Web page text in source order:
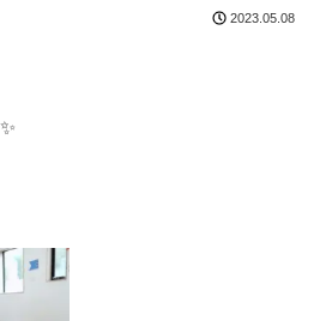
2023.05.08